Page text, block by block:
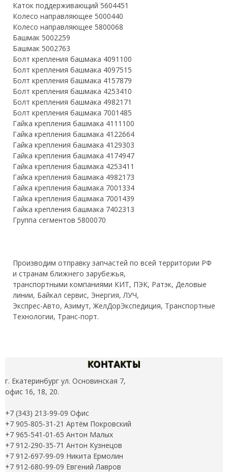
Каток поддерживающий 5604451
Колесо направляющее 5000440
Колесо направляющее 5800068
Башмак 5002259
Башмак 5002763
Болт крепления башмака 4091100
Болт крепления башмака 4097515
Болт крепления башмака 4157879
Болт крепления башмака 4253410
Болт крепления башмака 4982171
Болт крепления башмака 7001485
Гайка крепления башмака 4111100
Гайка крепления башмака 4122664
Гайка крепления башмака 4129303
Гайка крепления башмака 4174947
Гайка крепления башмака 4253411
Гайка крепления башмака 4982173
Гайка крепления башмака 7001334
Гайка крепления башмака 7001439
Гайка крепления башмака 7402313
Группа сегментов 5800070
Производим отправку запчастей по всей территории РФ
и странам ближнего зарубежья,
транспортными компаниями КИТ, ПЭК, Ратэк, Деловые
линии, Байкал сервис, Энергия, ЛУЧ,
Экспрес-Авто, Азимут, ЖелДорЭкспедиция, Транспортные
Технологии, Транс-порт.
КОНТАКТЫ
г. Екатеринбург ул. Основинская 7,
офис 16, 18, 20.
+7 (343) 213-99-09 Офис
+7 905-805-31-21 Артём Покровский
+7 965-541-01-65 Антон Малых
+7 912-290-35-71 Антон Кузнецов
+7 912-697-99-09 Никита Ермолин
+7 912-680-99-09 Евгений Лавров